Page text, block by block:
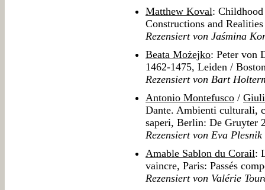
Matthew Koval:
Constructions and
Rezensiert von Jaśmina
Beata Możejko: Peter von
1462-1475, Leiden /
Rezensiert von Bart
Antonio Montefusco /
Dante. Ambienti culturali,
saperi, Berlin: De Gruyter
Rezensiert von Eva Plesnik
Amable Sablon du Corail:
vaincre, Paris: Passés
Rezensiert von Valérie